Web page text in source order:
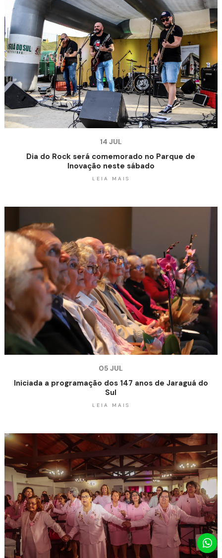
14 JUL
Dia do Rock será comemorado no Parque de
Inovação neste sábado
LEIA MAIS
05 JUL
Iniciada a programação dos 147 anos de Jaraguá do
Sul
LEIA MAIS